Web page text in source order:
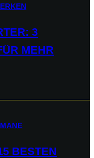
3
MEHR
BESTEN